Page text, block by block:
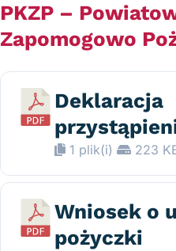
PKZP –
Zapomogowo
Deklaracja
1 plik(i) 223
Wniosek o
pożyczki